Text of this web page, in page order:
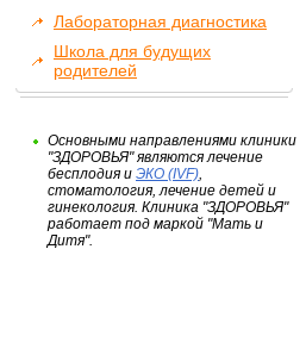
Лабораторная диагностика
Школа для будущих
родителей
Основными направлениями клиники
"ЗДОРОВЬЯ" являются лечение
бесплодия и ЭКО (IVF),
стоматология, лечение детей и
гинекология. Клиника "ЗДОРОВЬЯ"
работает под маркой "Мать и
Дитя".